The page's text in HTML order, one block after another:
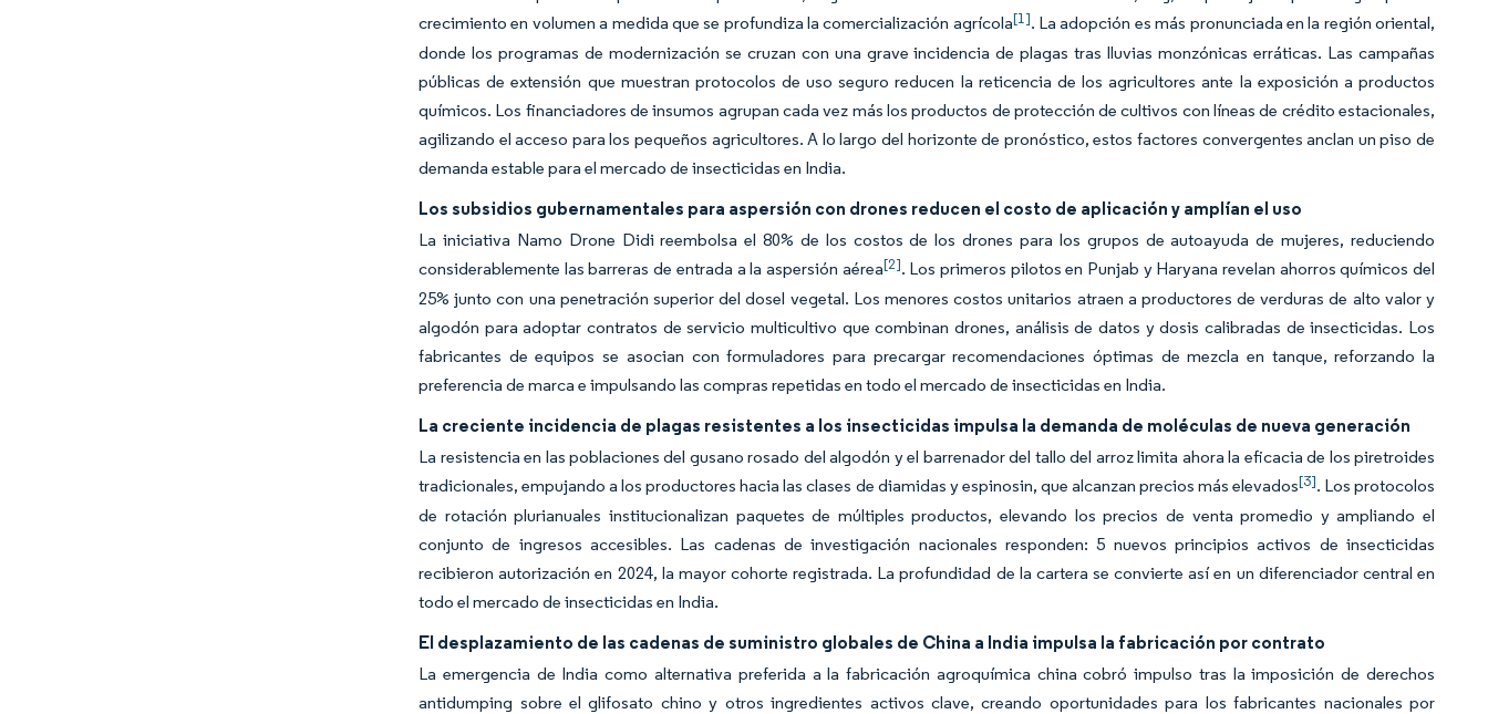
crecimiento en volumen a medida que se profundiza la comercialización agrícola[1]. La adopción es más pronunciada en la región oriental,
donde los programas de modernización se cruzan con una grave incidencia de plagas tras lluvias monzónicas erráticas. Las campañas
públicas de extensión que muestran protocolos de uso seguro reducen la reticencia de los agricultores ante la exposición a productos
químicos. Los financiadores de insumos agrupan cada vez más los productos de protección de cultivos con líneas de crédito estacionales,
agilizando el acceso para los pequeños agricultores. A lo largo del horizonte de pronóstico, estos factores convergentes anclan un piso de
demanda estable para el mercado de insecticidas en India.
Los subsidios gubernamentales para aspersión con drones reducen el costo de aplicación y amplían el uso
La iniciativa Namo Drone Didi reembolsa el 80% de los costos de los drones para los grupos de autoayuda de mujeres, reduciendo
considerablemente las barreras de entrada a la aspersión aérea[2]. Los primeros pilotos en Punjab y Haryana revelan ahorros químicos del
25% junto con una penetración superior del dosel vegetal. Los menores costos unitarios atraen a productores de verduras de alto valor y
algodón para adoptar contratos de servicio multicultivo que combinan drones, análisis de datos y dosis calibradas de insecticidas. Los
fabricantes de equipos se asocian con formuladores para precargar recomendaciones óptimas de mezcla en tanque, reforzando la
preferencia de marca e impulsando las compras repetidas en todo el mercado de insecticidas en India.
La creciente incidencia de plagas resistentes a los insecticidas impulsa la demanda de moléculas de nueva generación
La resistencia en las poblaciones del gusano rosado del algodón y el barrenador del tallo del arroz limita ahora la eficacia de los piretroides
tradicionales, empujando a los productores hacia las clases de diamidas y espinosin, que alcanzan precios más elevados[3]. Los protocolos
de rotación plurianuales institucionalizan paquetes de múltiples productos, elevando los precios de venta promedio y ampliando el
conjunto de ingresos accesibles. Las cadenas de investigación nacionales responden: 5 nuevos principios activos de insecticidas
recibieron autorización en 2024, la mayor cohorte registrada. La profundidad de la cartera se convierte así en un diferenciador central en
todo el mercado de insecticidas en India.
El desplazamiento de las cadenas de suministro globales de China a India impulsa la fabricación por contrato
La emergencia de India como alternativa preferida a la fabricación agroquímica china cobró impulso tras la imposición de derechos
antidumping sobre el glifosato chino y otros ingredientes activos clave, creando oportunidades para los fabricantes nacionales por